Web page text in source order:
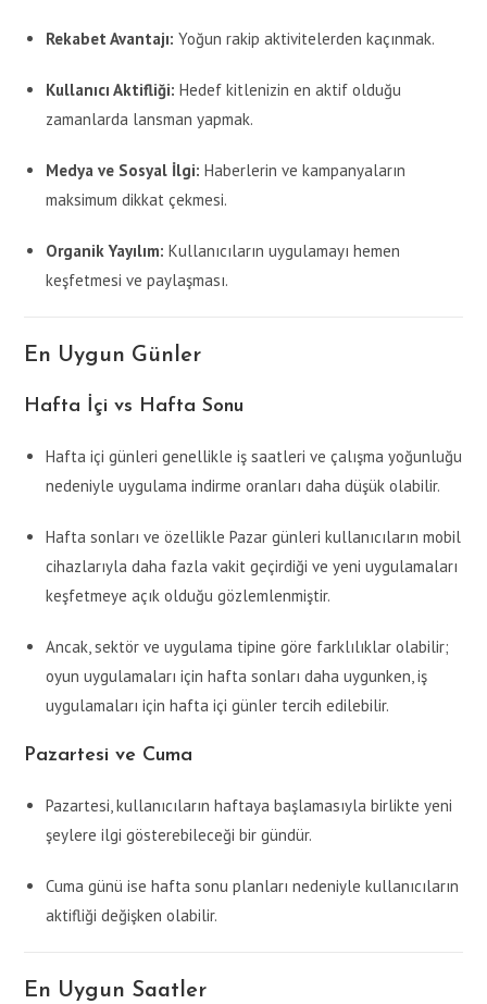
Rekabet Avantajı: Yoğun rakip aktivitelerden kaçınmak.
Kullanıcı Aktifliği: Hedef kitlenizin en aktif olduğu
zamanlarda lansman yapmak.
Medya ve Sosyal İlgi: Haberlerin ve kampanyaların
maksimum dikkat çekmesi.
Organik Yayılım: Kullanıcıların uygulamayı hemen
keşfetmesi ve paylaşması.
En Uygun Günler
Hafta İçi vs Hafta Sonu
Hafta içi günleri genellikle iş saatleri ve çalışma yoğunluğu
nedeniyle uygulama indirme oranları daha düşük olabilir.
Hafta sonları ve özellikle Pazar günleri kullanıcıların mobil
cihazlarıyla daha fazla vakit geçirdiği ve yeni uygulamaları
keşfetmeye açık olduğu gözlemlenmiştir.
Ancak, sektör ve uygulama tipine göre farklılıklar olabilir;
oyun uygulamaları için hafta sonları daha uygunken, iş
uygulamaları için hafta içi günler tercih edilebilir.
Pazartesi ve Cuma
Pazartesi, kullanıcıların haftaya başlamasıyla birlikte yeni
şeylere ilgi gösterebileceği bir gündür.
Cuma günü ise hafta sonu planları nedeniyle kullanıcıların
aktifliği değişken olabilir.
En Uygun Saatler